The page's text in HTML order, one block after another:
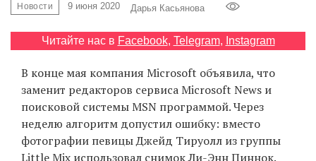
Новости 9 июня 2020 Дарья Касьянова
Читайте нас в Facebook, Telegram, Instagram
В конце мая компания Microsoft объявила, что
заменит редакторов сервиса Microsoft News и
поисковой системы MSN программой. Через
неделю алгоритм допустил ошибку: вместо
фотографии певицы Джейд Тируолл из группы
Little Mix использовал снимок Ли-Энн Пиннок.